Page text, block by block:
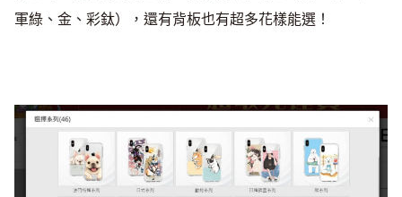
軍綠、金、彩鈦），還有背板也有超多花樣能選！